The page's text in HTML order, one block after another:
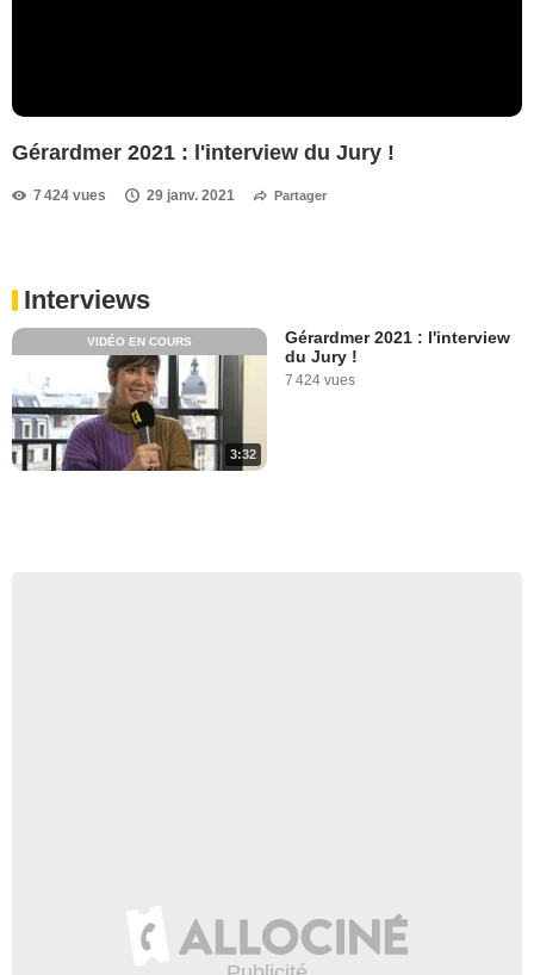
Gérardmer 2021 : l'interview du Jury !
7 424 vues 29 janv. 2021 Partager
Interviews
3:32
VIDÉO EN COURS
Gérardmer 2021 : l'interview
du Jury !
7 424 vues